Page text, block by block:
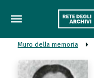
menu
Muro della memoria